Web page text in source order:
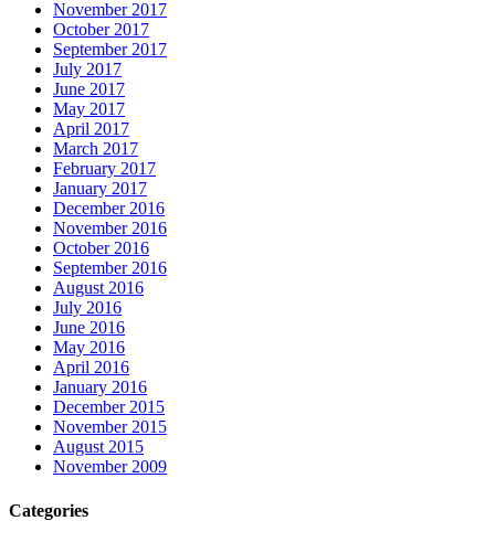
November 2017
October 2017
September 2017
July 2017
June 2017
May 2017
April 2017
March 2017
February 2017
January 2017
December 2016
November 2016
October 2016
September 2016
August 2016
July 2016
June 2016
May 2016
April 2016
January 2016
December 2015
November 2015
August 2015
November 2009
Categories